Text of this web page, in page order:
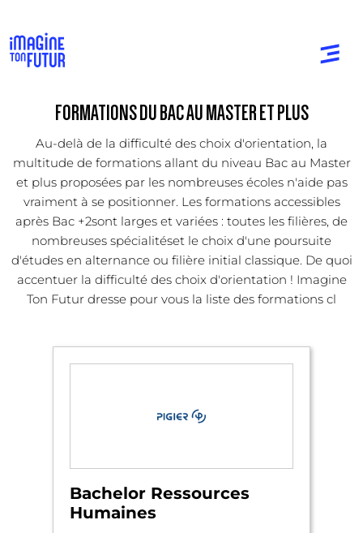
FORMATIONS DU BAC AU MASTER ET PLUS
Au-delà de la difficulté des choix d'orientation, la
multitude de formations allant du niveau Bac au Master
et plus proposées par les nombreuses écoles n'aide pas
vraiment à se positionner. Les formations accessibles
après Bac +2sont larges et variées : toutes les filières, de
nombreuses spécialitéset le choix d'une poursuite
d'études en alternance ou filière initial classique. De quoi
accentuer la difficulté des choix d'orientation ! Imagine
Ton Futur dresse pour vous la liste des formations cl
Bachelor Ressources
Humaines